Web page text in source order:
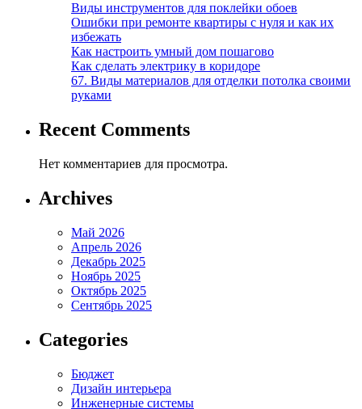
Виды инструментов для поклейки обоев
Ошибки при ремонте квартиры с нуля и как их
избежать
Как настроить умный дом пошагово
Как сделать электрику в коридоре
67. Виды материалов для отделки потолка своими
руками
Recent Comments
Нет комментариев для просмотра.
Archives
Май 2026
Апрель 2026
Декабрь 2025
Ноябрь 2025
Октябрь 2025
Сентябрь 2025
Categories
Бюджет
Дизайн интерьера
Инженерные системы